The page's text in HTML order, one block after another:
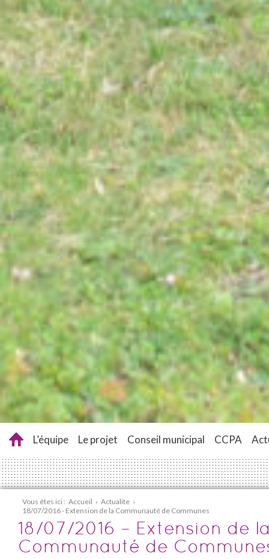
L’équipe Le projet Conseil municipal CCPA
Vous êtes ici : Accueil › Actualite ›
18/07/2016 - Extension de la Communauté de Communes
18/07/2016 – Extension de
Communauté de